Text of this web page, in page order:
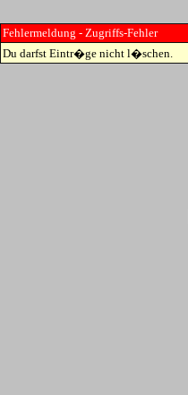
Fehlermeldung - Zugriffs-Fehler
Du darfst Eintr�ge nicht l�schen.